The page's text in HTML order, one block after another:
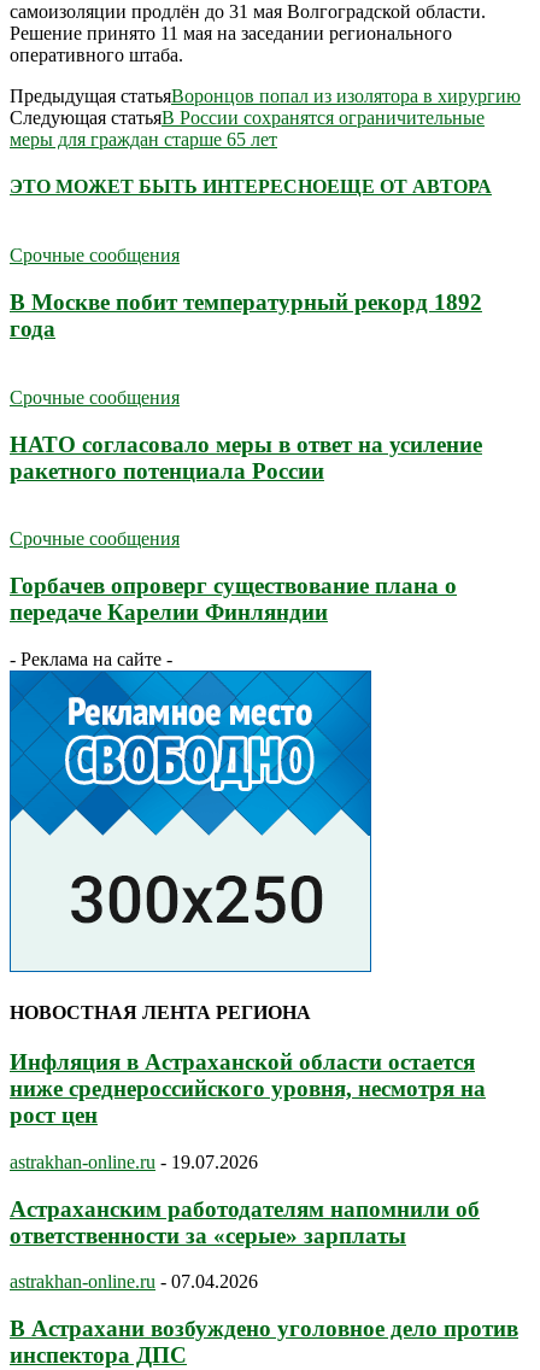
самоизоляции продлён до 31 мая Волгоградской области.
Решение принято 11 мая на заседании регионального
оперативного штаба.
Предыдущая статьяВоронцов попал из изолятора в хирургию
Следующая статьяВ России сохранятся ограничительные
меры для граждан старше 65 лет
ЭТО МОЖЕТ БЫТЬ ИНТЕРЕСНОЕЩЕ ОТ АВТОРА
Срочные сообщения
В Москве побит температурный рекорд 1892
года
Срочные сообщения
НАТО согласовало меры в ответ на усиление
ракетного потенциала России
Срочные сообщения
Горбачев опроверг существование плана о
передаче Карелии Финляндии
- Реклама на сайте -
НОВОСТНАЯ ЛЕНТА РЕГИОНА
Инфляция в Астраханской области остается
ниже среднероссийского уровня, несмотря на
рост цен
astrakhan-online.ru - 19.07.2026
Астраханским работодателям напомнили об
ответственности за «серые» зарплаты
astrakhan-online.ru - 07.04.2026
В Астрахани возбуждено уголовное дело против
инспектора ДПС